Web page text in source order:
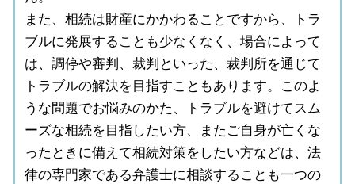
また、相続は財産にかかわることですから、トラ
ブルに発展することも少なくなく、場合によって
は、調停や審判、裁判といった、裁判所を通じて
トラブルの解決を目指すこともあります。このよ
うな問題でお悩みのかた、トラブルを避けてスム
ーズな相続を目指したい方、またご自身が亡くな
ったときに備えて相続対策をしたい方などは、法
律の専門家である弁護士に相談することも一つの